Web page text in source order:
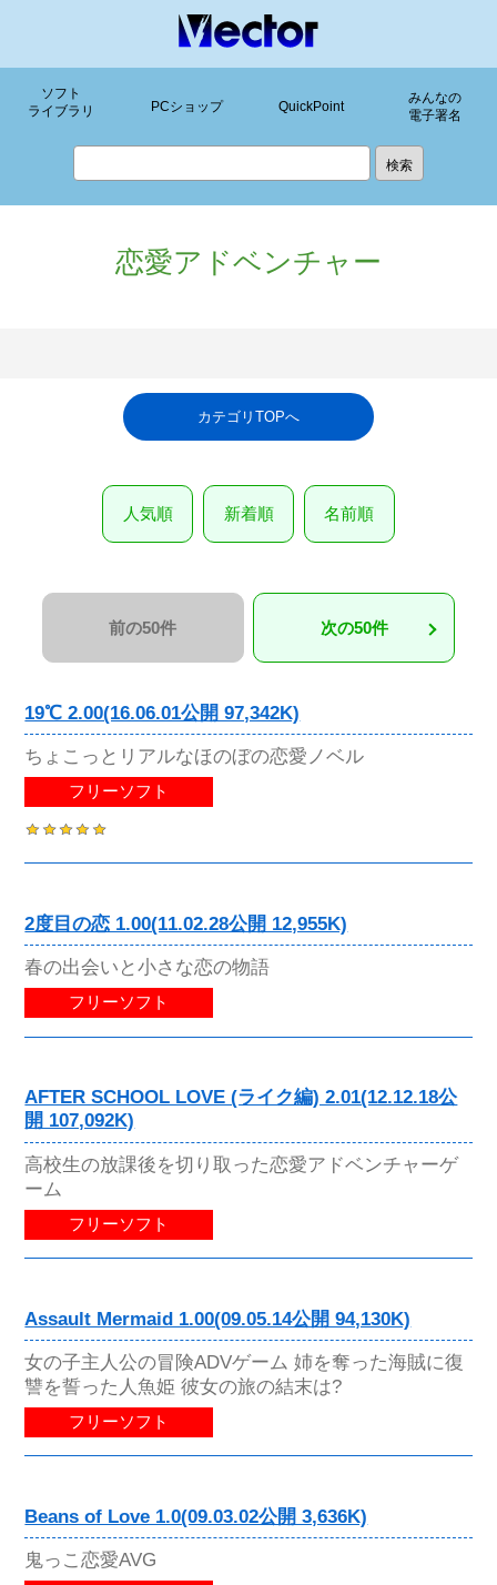
ソフト
ライブラリ
PCショップ QuickPoint
みんなの
電子署名
恋愛アドベンチャー
カテゴリTOPへ
人気順 新着順 名前順
前の50件 次の50件
19℃ 2.00(16.06.01公開 97,342K)
ちょこっとリアルなほのぼの恋愛ノベル
フリーソフト
2度目の恋 1.00(11.02.28公開 12,955K)
春の出会いと小さな恋の物語
フリーソフト
AFTER SCHOOL LOVE (ライク編) 2.01(12.12.18公
開 107,092K)
高校生の放課後を切り取った恋愛アドベンチャーゲ
ーム
フリーソフト
Assault Mermaid 1.00(09.05.14公開 94,130K)
女の子主人公の冒険ADVゲーム 姉を奪った海賊に復
讐を誓った人魚姫 彼女の旅の結末は?
フリーソフト
Beans of Love 1.0(09.03.02公開 3,636K)
鬼っこ恋愛AVG